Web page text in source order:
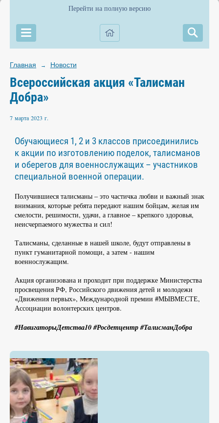
Перейти на полную версию
Главная → Новости
Всероссийская акция «Талисман
Добра»
7 марта 2023 г.
Обучающиеся 1, 2 и 3 классов присоединились
к акции по изготовлению поделок, талисманов
и оберегов для военнослужащих – участников
специальной военной операции.
Получившиеся талисманы – это частичка любви и важный знак
внимания, которые ребята передают нашим бойцам, желая им
смелости, решимости, удачи, а главное – крепкого здоровья,
неисчерпаемого мужества и сил!
Талисманы, сделанные в нашей школе, будут отправлены в
пункт гуманитарной помощи, а затем - нашим
военнослужащим.
Акция организована и проходит при поддержке Министерства
просвещения РФ, Российского движения детей и молодежи
«Движения первых», Международной премии #МЫВМЕСТЕ,
Ассоциации волонтерских центров.
#НавигаторыДетства10 #Росдетцентр #ТалисманДобра